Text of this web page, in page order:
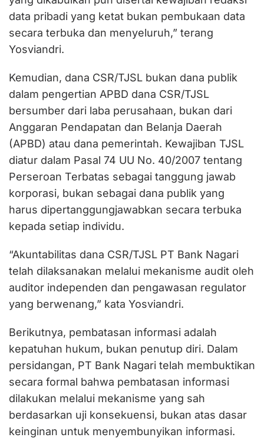
data pribadi yang ketat bukan pembukaan data
secara terbuka dan menyeluruh,” terang
Yosviandri.
Kemudian, dana CSR/TJSL bukan dana publik
dalam pengertian APBD dana CSR/TJSL
bersumber dari laba perusahaan, bukan dari
Anggaran Pendapatan dan Belanja Daerah
(APBD) atau dana pemerintah. Kewajiban TJSL
diatur dalam Pasal 74 UU No. 40/2007 tentang
Perseroan Terbatas sebagai tanggung jawab
korporasi, bukan sebagai dana publik yang
harus dipertanggungjawabkan secara terbuka
kepada setiap individu.
“Akuntabilitas dana CSR/TJSL PT Bank Nagari
telah dilaksanakan melalui mekanisme audit oleh
auditor independen dan pengawasan regulator
yang berwenang,” kata Yosviandri.
Berikutnya, pembatasan informasi adalah
kepatuhan hukum, bukan penutup diri. Dalam
persidangan, PT Bank Nagari telah membuktikan
secara formal bahwa pembatasan informasi
dilakukan melalui mekanisme yang sah
berdasarkan uji konsekuensi, bukan atas dasar
keinginan untuk menyembunyikan informasi.